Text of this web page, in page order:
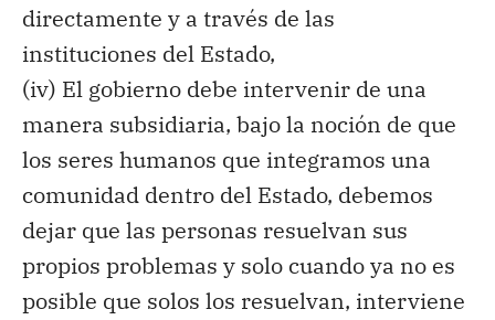
directamente y a través de las
instituciones del Estado,
(iv) El gobierno debe intervenir de una
manera subsidiaria, bajo la noción de que
los seres humanos que integramos una
comunidad dentro del Estado, debemos
dejar que las personas resuelvan sus
propios problemas y solo cuando ya no es
posible que solos los resuelvan, interviene